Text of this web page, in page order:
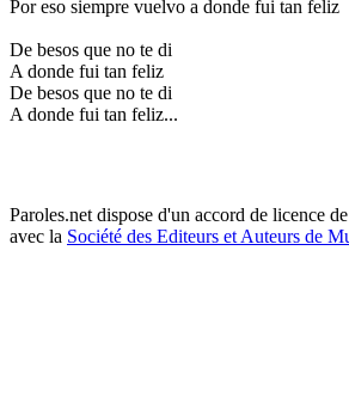
Por eso siempre vuelvo a donde fui tan feliz
De besos que no te di
A donde fui tan feliz
De besos que no te di
A donde fui tan feliz...
Paroles.net dispose d'un accord de licence
avec la Société des Editeurs et Auteurs de